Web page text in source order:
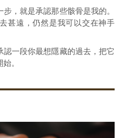
，就是承認那些骸骨是我的。
甚遠，仍然是我可以交在神手
一段你最想隱藏的過去，把它
。